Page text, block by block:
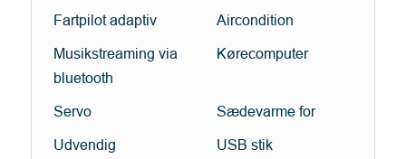
Fartpilot adaptiv Aircondition
Musikstreaming via
bluetooth
Kørecomputer
Servo Sædevarme for
Udvendig
USB stik